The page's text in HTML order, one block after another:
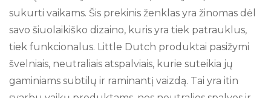
sukurti vaikams. Šis prekinis ženklas yra žinomas dėl
savo šiuolaikiško dizaino, kuris yra tiek patrauklus,
tiek funkcionalus. Little Dutch produktai pasižymi
švelniais, neutraliais atspalviais, kurie suteikia jų
gaminiams subtilų ir raminantį vaizdą. Tai yra itin